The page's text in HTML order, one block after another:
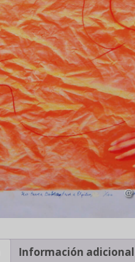
Información adicional